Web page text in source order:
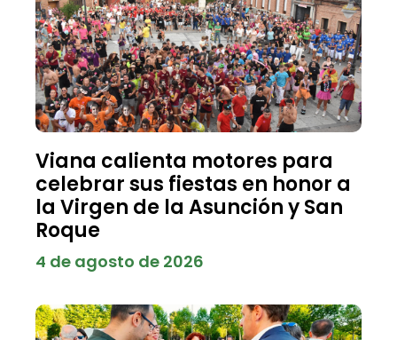
Viana calienta motores para
celebrar sus fiestas en honor a
la Virgen de la Asunción y San
Roque
4 de agosto de 2026